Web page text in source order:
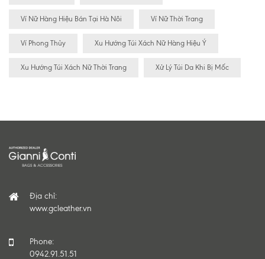
Ví Nữ Hàng Hiệu Bán Tại Hà Nôi Ví Nữ Thời Trang
Ví Phong Thủy Xu Hướng Túi Xách Nữ Hàng Hiệu Ý
Xu Hướng Túi Xách Nữ Thời Trang Xử Lý Túi Da Khi Bị Mốc
Địa chỉ:
www.gcleather.vn
Phone:
0942.91.51.51